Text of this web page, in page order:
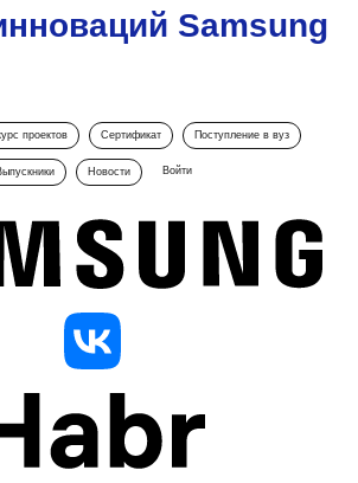
Samsung
проектов Сертификат Поступление в вуз
Новости Войти